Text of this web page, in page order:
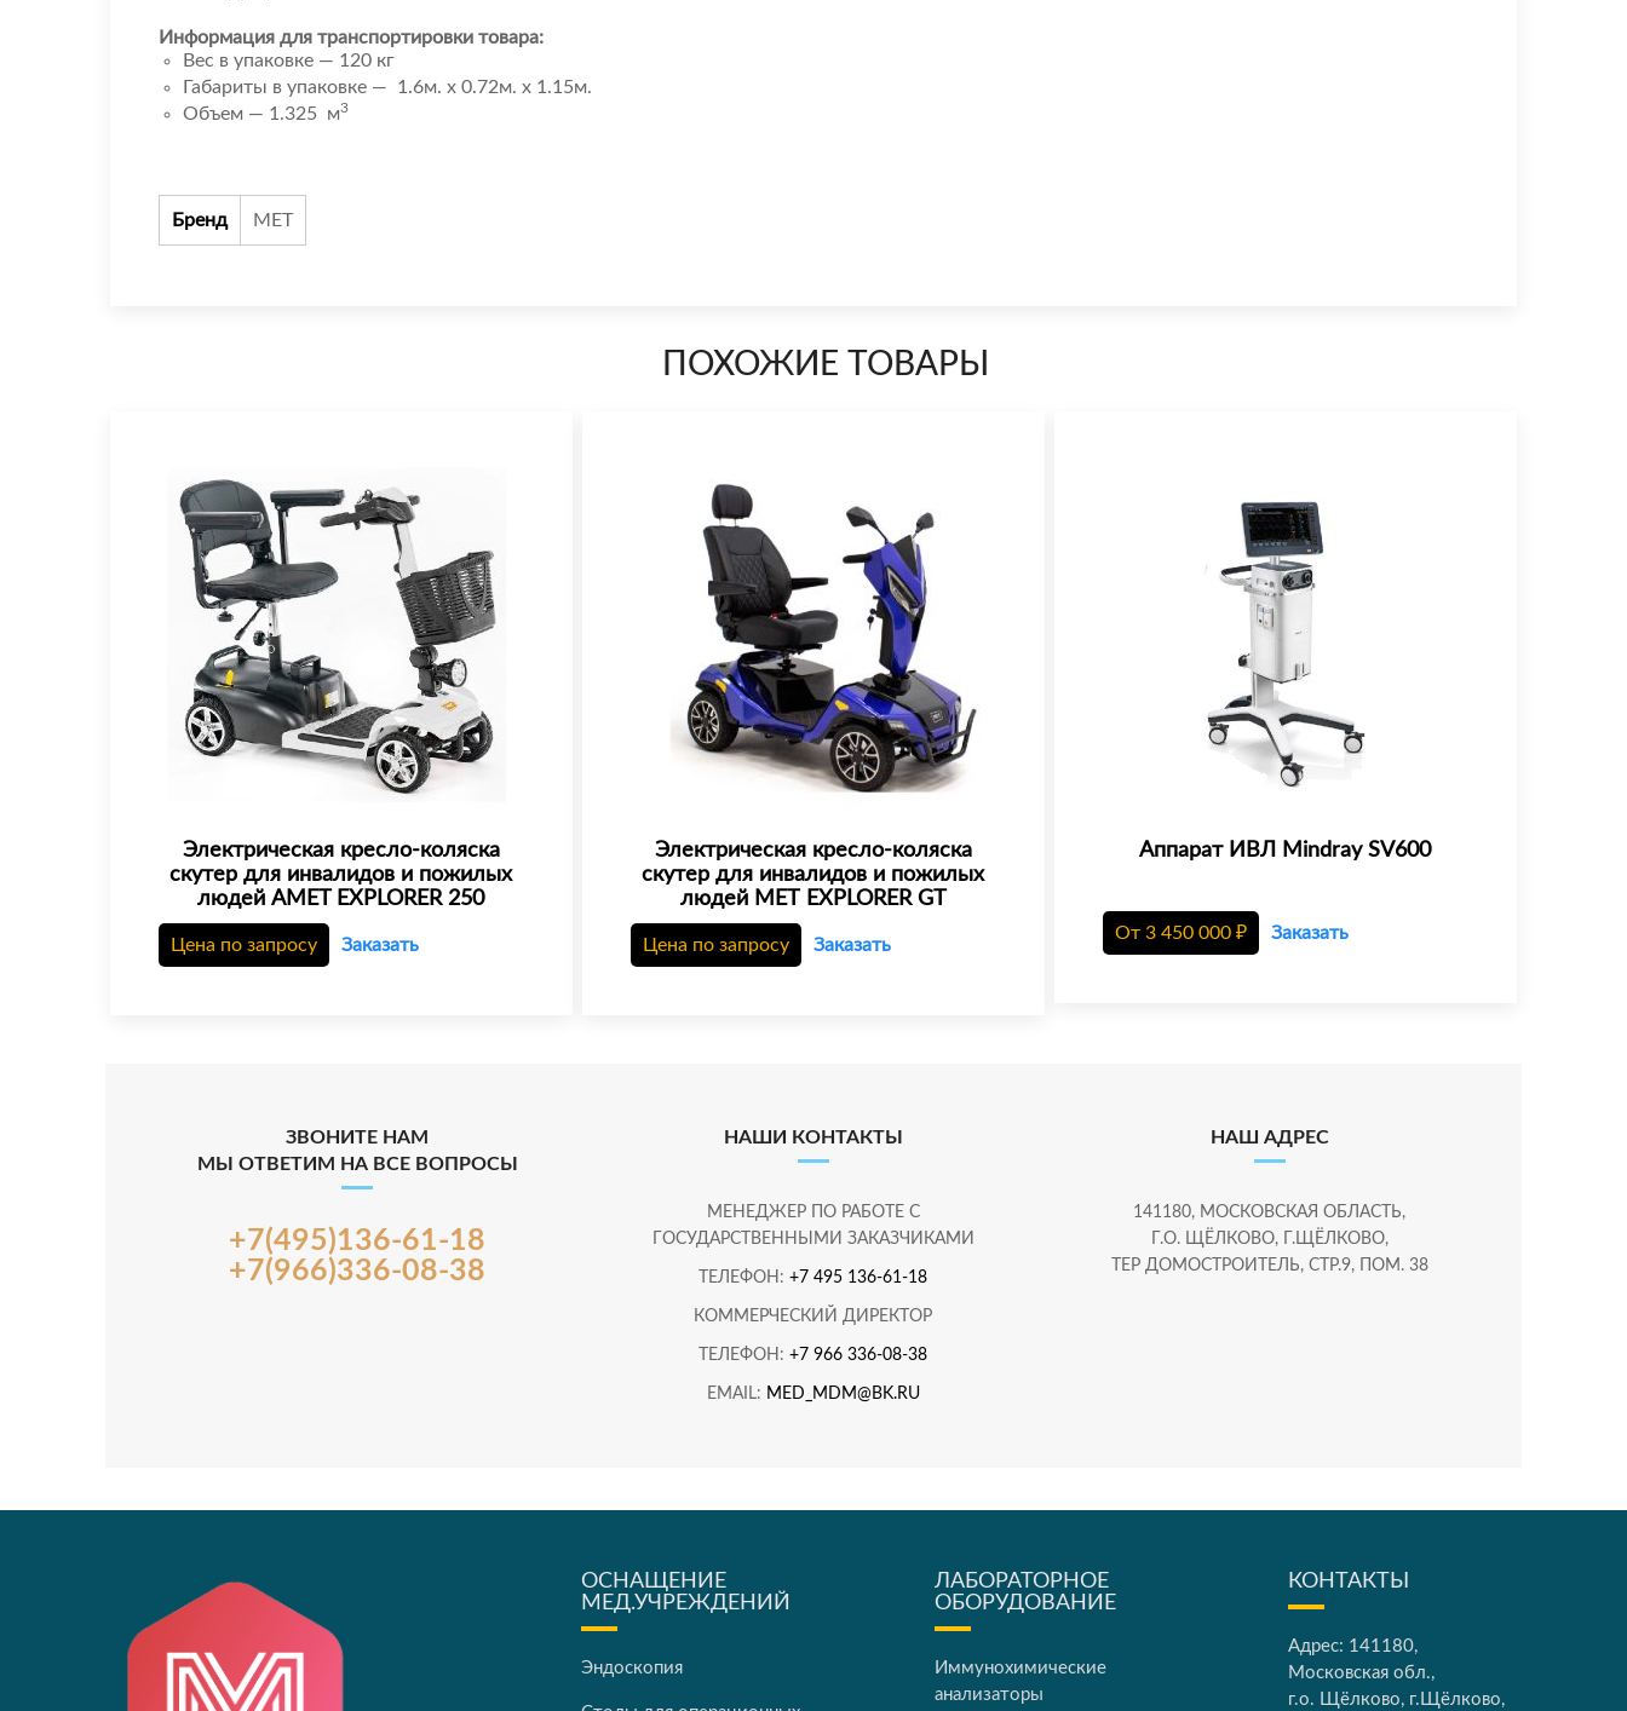
Информация для транспортировки товара:
Вес в упаковке — 120 кг
Габариты в упаковке — 1.6м. x 0.72м. x 1.15м.
Объем — 1.325 м3
Бренд МЕТ
ПОХОЖИЕ ТОВАРЫ
Электрическая кресло-коляска
скутер для инвалидов и пожилых
людей AMET EXPLORER 250
Цена по запросу Заказать
Электрическая кресло-коляска
скутер для инвалидов и пожилых
людей МЕТ EXPLORER GT
Цена по запросу Заказать
Аппарат ИВЛ Mindray SV600
От 3 450 000 ₽ Заказать
ЗВОНИТЕ НАМ
МЫ ОТВЕТИМ НА ВСЕ ВОПРОСЫ
+7(495)136-61-18
+7(966)336-08-38
НАШИ КОНТАКТЫ
МЕНЕДЖЕР ПО РАБОТЕ С
ГОСУДАРСТВЕННЫМИ ЗАКАЗЧИКАМИ
ТЕЛЕФОН:+7 495 136-61-18
КОММЕРЧЕСКИЙ ДИРЕКТОР
ТЕЛЕФОН:+7 966 336-08-38
EMAIL: MED_MDM@BK.RU
НАШ АДРЕС
141180, МОСКОВСКАЯ ОБЛАСТЬ,
Г.О. ЩЁЛКОВО, Г.ЩЁЛКОВО,
ТЕР ДОМОСТРОИТЕЛЬ, СТР.9, ПОМ. 38
ОСНАЩЕНИЕ
МЕД.УЧРЕЖДЕНИЙ
Эндоскопия
ЛАБОРАТОРНОЕ
ОБОРУДОВАНИЕ
Иммунохимические
анализаторы
КОНТАКТЫ
Адрес: 141180,
Московская обл.,
г.о. Щёлково, г.Щёлково,